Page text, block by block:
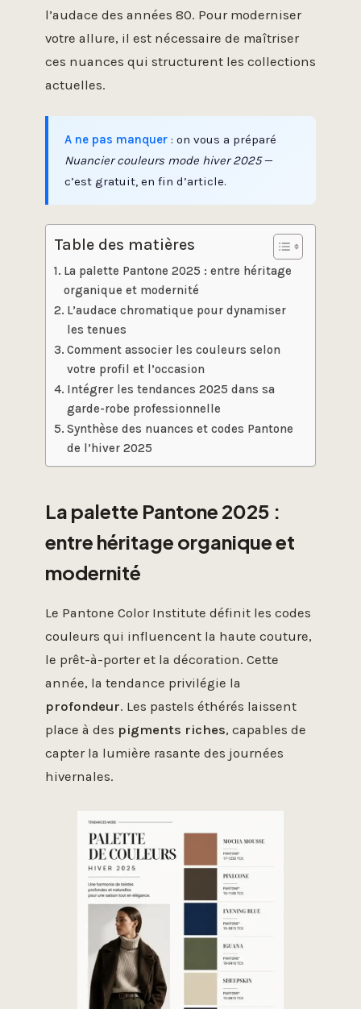
l’audace des années 80. Pour moderniser
votre allure, il est nécessaire de maîtriser
ces nuances qui structurent les collections
actuelles.
A ne pas manquer : on vous a préparé
Nuancier couleurs mode hiver 2025—
c’est gratuit, en fin d’article.
Table des matières
La palette Pantone 2025 : entre héritage
organique et modernité
L’audace chromatique pour dynamiser
les tenues
Comment associer les couleurs selon
votre profil et l’occasion
Intégrer les tendances 2025 dans sa
garde-robe professionnelle
Synthèse des nuances et codes Pantone
de l’hiver 2025
La palette Pantone 2025 :
entre héritage organique et
modernité
Le Pantone Color Institute définit les codes
couleurs qui influencent la haute couture,
le prêt-à-porter et la décoration. Cette
année, la tendance privilégie la
profondeur. Les pastels éthérés laissent
place à des pigments riches, capables de
capter la lumière rasante des journées
hivernales.